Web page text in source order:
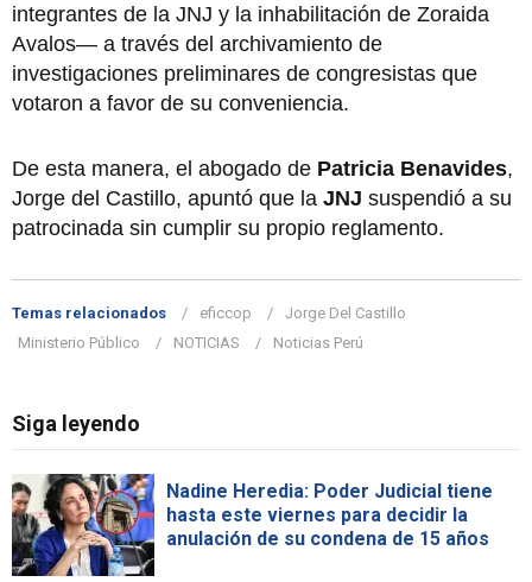
integrantes de la JNJ y la inhabilitación de Zoraida
Avalos— a través del archivamiento de
investigaciones preliminares de congresistas que
votaron a favor de su conveniencia.
De esta manera, el abogado de Patricia Benavides,
Jorge del Castillo, apuntó que la JNJ suspendió a su
patrocinada sin cumplir su propio reglamento.
Temas relacionados eficcop
Jorge Del Castillo
Ministerio Público
NOTICIAS Noticias Perú
Siga leyendo
Nadine Heredia: Poder Judicial tiene
hasta este viernes para decidir la
anulación de su condena de 15 años